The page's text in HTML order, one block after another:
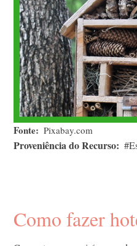
Fonte Pixabay.com
Proveniência do Recurso
Como fazer